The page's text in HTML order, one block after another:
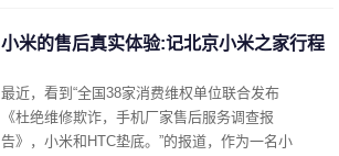
小米的售后真实体验:记北京小米之家行程
最近，看到“全国38家消费维权单位联合发布
《杜绝维修欺诈，手机厂家售后服务调查报
告》，小米和HTC垫底。”的报道，作为一名小